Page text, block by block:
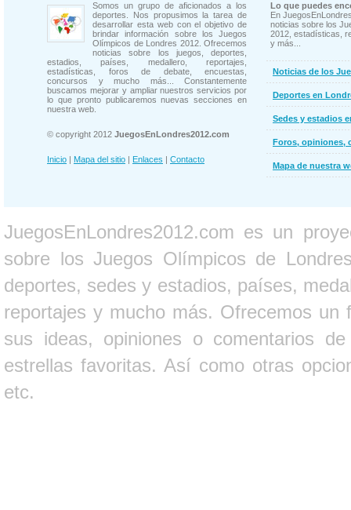
Somos un grupo de aficionados a los
deportes. Nos propusimos la tarea de
desarrollar esta web con el objetivo de
brindar información sobre los Juegos
Olímpicos de Londres 2012. Ofrecemos
noticias sobre los juegos, deportes,
estadios, países, medallero, reportajes,
estadísticas, foros de debate, encuestas,
concursos y mucho más... Constantemente
buscamos mejorar y ampliar nuestros servicios por
lo que pronto publicaremos nuevas secciones en
nuestra web.
© copyright 2012 JuegosEnLondres2012.com
Inicio | Mapa del sitio | Enlaces | Contacto
Lo que puedes
En
noticias sobre los
2012, estadísticas,
y más...
Noticias de los
Deportes en
Sedes y estadios
Foros, opiniones,
Mapa de nuestra
JuegosEnLondres2012.com es un
sobre los Juegos Olímpicos de
deportes, sedes y estadios, países,
reportajes y mucho más. Ofrecemos un
sus ideas, opiniones o comentarios
estrellas favoritas. Así como otras
etc.